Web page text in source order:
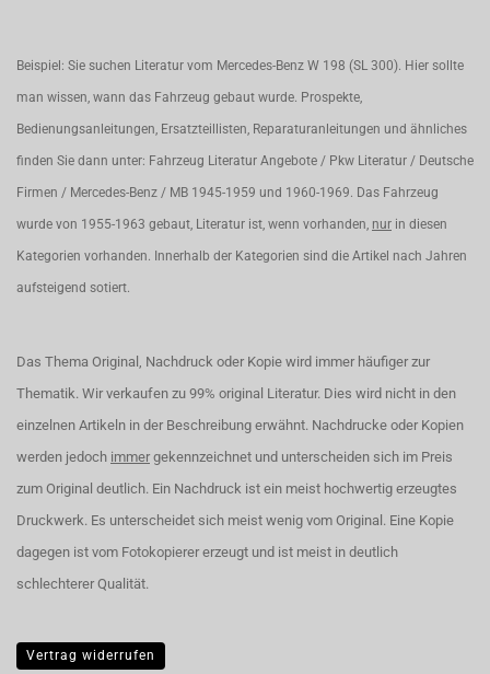
Beispiel: Sie suchen Literatur vom Mercedes-Benz W 198 (SL 300). Hier sollte
man wissen, wann das Fahrzeug gebaut wurde. Prospekte,
Bedienungsanleitungen, Ersatzteillisten, Reparaturanleitungen und ähnliches
finden Sie dann unter: Fahrzeug Literatur Angebote / Pkw Literatur / Deutsche
Firmen / Mercedes-Benz / MB 1945-1959 und 1960-1969. Das Fahrzeug
wurde von 1955-1963 gebaut, Literatur ist, wenn vorhanden, nur in diesen
Kategorien vorhanden. Innerhalb der Kategorien sind die Artikel nach Jahren
aufsteigend sotiert.
Das Thema Original, Nachdruck oder Kopie wird immer häufiger zur
Thematik. Wir verkaufen zu 99% original Literatur. Dies wird nicht in den
einzelnen Artikeln in der Beschreibung erwähnt. Nachdrucke oder Kopien
werden jedoch immer gekennzeichnet und unterscheiden sich im Preis
zum Original deutlich. Ein Nachdruck ist ein meist hochwertig erzeugtes
Druckwerk. Es unterscheidet sich meist wenig vom Original. Eine Kopie
dagegen ist vom Fotokopierer erzeugt und ist meist in deutlich
schlechterer Qualität.
Vertrag widerrufen